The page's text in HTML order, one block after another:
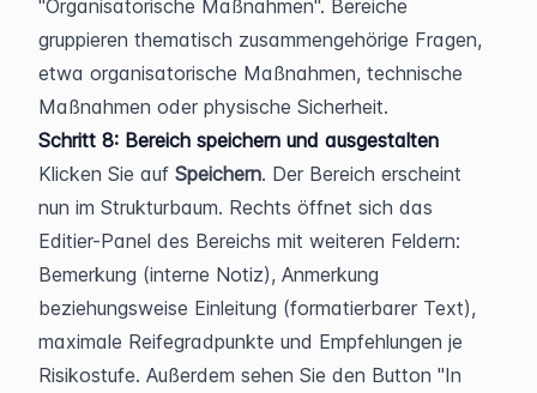
"Organisatorische Maßnahmen". Bereiche
gruppieren thematisch zusammengehörige Fragen,
etwa organisatorische Maßnahmen, technische
Maßnahmen oder physische Sicherheit.
Schritt 8: Bereich speichern und ausgestalten
Klicken Sie auf Speichern. Der Bereich erscheint
nun im Strukturbaum. Rechts öffnet sich das
Editier-Panel des Bereichs mit weiteren Feldern:
Bemerkung (interne Notiz), Anmerkung
beziehungsweise Einleitung (formatierbarer Text),
maximale Reifegradpunkte und Empfehlungen je
Risikostufe. Außerdem sehen Sie den Button "In